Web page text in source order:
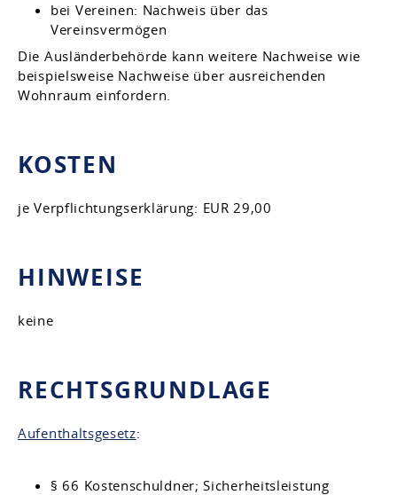
bei Vereinen: Nachweis über das
Vereinsvermögen
Die Ausländerbehörde kann weitere Nachweise wie
beispielsweise Nachweise über ausreichenden
Wohnraum einfordern.
KOSTEN
je Verpflichtungserklärung: EUR 29,00
HINWEISE
keine
RECHTSGRUNDLAGE
Aufenthaltsgesetz:
§ 66 Kostenschuldner; Sicherheitsleistung